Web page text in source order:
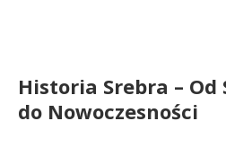
Historia Srebra –
do Nowoczesności